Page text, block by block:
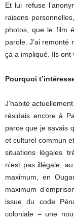
Et lui refuse
raisons
photos, que le film
parole. J’ai remonté
ça a impliqué. Ils ont
Pourquoi
J’habite
résidais encore à
parce que je savais
et culturel commun
situations légales
n’est pas illégale,
maximum, en
maximum
issue du code
coloniale – une